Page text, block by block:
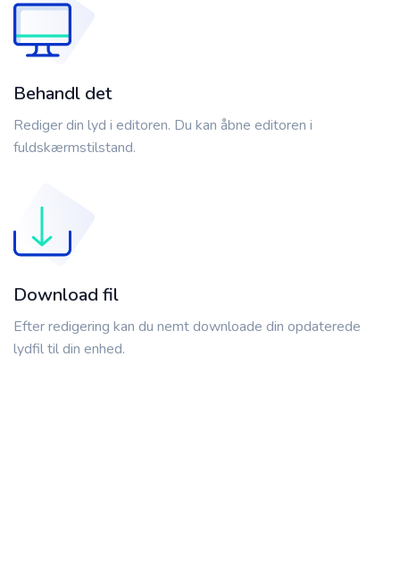
Behandl det
Rediger din lyd i editoren. Du kan åbne editoren i
fuldskærmstilstand.
Download fil
Efter redigering kan du nemt downloade din opdaterede
lydfil til din enhed.